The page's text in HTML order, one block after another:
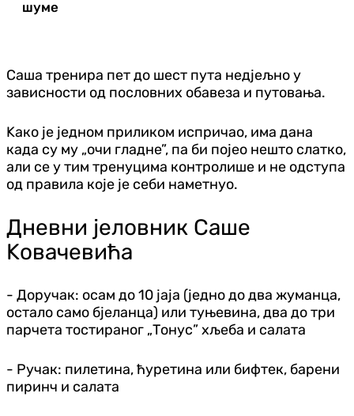
шуме
Саша тренира пет до шест пута недјељно у
зависности од пословних обавеза и путовања.
Kако је једном приликом испричао, има дана
када су му „очи гладне”, па би појео нешто слатко,
али се у тим тренуцима контролише и не одступа
од правила које је себи наметнуо.
Дневни јеловник Саше
Kовачевића
- Доручак: осам до 10 јаја (једно до два жуманца,
остало само бјеланца) или туњевина, два до три
парчета тостираног „Тонус” хљеба и салата
- Ручак: пилетина, ћуретина или бифтек, барени
пиринч и салата